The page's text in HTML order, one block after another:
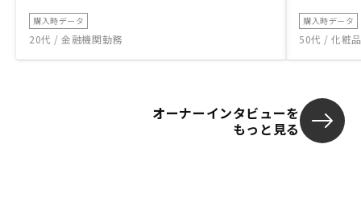
購入時データ
20代 / 金融機関勤務
購入時データ
50代 / 化粧
オーナーインタビューを
もっと見る